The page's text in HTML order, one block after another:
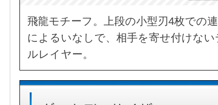
飛龍モチーフ。上段の小型刃4枚での
によるいなしで、相手を寄せ付けな
ルレイヤー。